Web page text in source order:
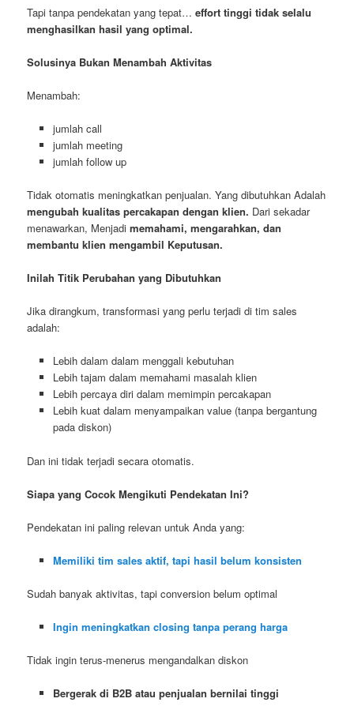
Tapi tanpa pendekatan yang tepat…effort tinggi tidak selalu
menghasilkan hasil yang optimal.
Solusinya Bukan Menambah Aktivitas
Menambah:
jumlah call
jumlah meeting
jumlah follow up
Tidak otomatis meningkatkan penjualan. Yang dibutuhkan Adalah
mengubah kualitas percakapan dengan klien. Dari sekadar
menawarkan, Menjadimemahami, mengarahkan, dan
membantu klien mengambil Keputusan.
Inilah Titik Perubahan yang Dibutuhkan
Jika dirangkum, transformasi yang perlu terjadi di tim sales
adalah:
Lebih dalam dalam menggali kebutuhan
Lebih tajam dalam memahami masalah klien
Lebih percaya diri dalam memimpin percakapan
Lebih kuat dalam menyampaikan value (tanpa bergantung
pada diskon)
Dan ini tidak terjadi secara otomatis.
Siapa yang Cocok Mengikuti Pendekatan Ini?
Pendekatan ini paling relevan untuk Anda yang:
Memiliki tim sales aktif, tapi hasil belum konsisten
Sudah banyak aktivitas, tapi conversion belum optimal
Ingin meningkatkan closing tanpa perang harga
Tidak ingin terus-menerus mengandalkan diskon
Bergerak di B2B atau penjualan bernilai tinggi